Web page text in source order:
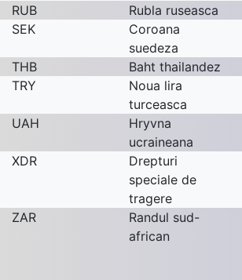
RUB
Rubla ruseasca
SEK
Coroana
suedeza
THB Baht thailandez
TRY
Noua lira
turceasca
UAH
Hryvna
ucraineana
XDR
Drepturi
speciale de
tragere
ZAR
Randul sud-
african